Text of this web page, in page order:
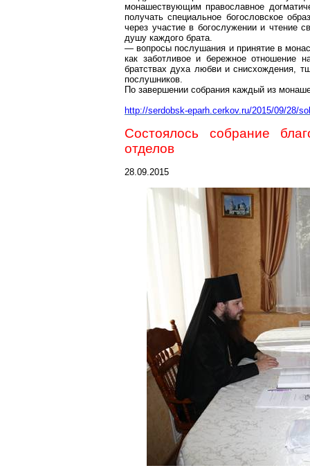
монашествующим православное
получать специальное богословское
через участие в богослужении и чтение
душу каждого брата.
— вопросы послушания и принятие в
как заботливое и бережное отношение
братствах духа любви и снисхождения,
послушников.
По завершении собрания каждый из
http://serdobsk-eparh.cerkov.ru/2015/09/28/
Состоялось собрание
отделов
28.09.2015